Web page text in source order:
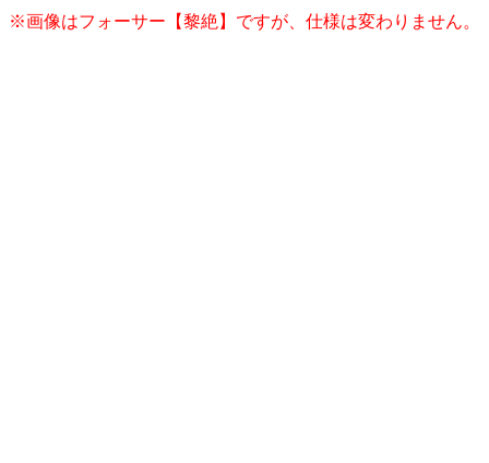
※画像はフォーサー【黎絶】ですが、仕様は変わりません。